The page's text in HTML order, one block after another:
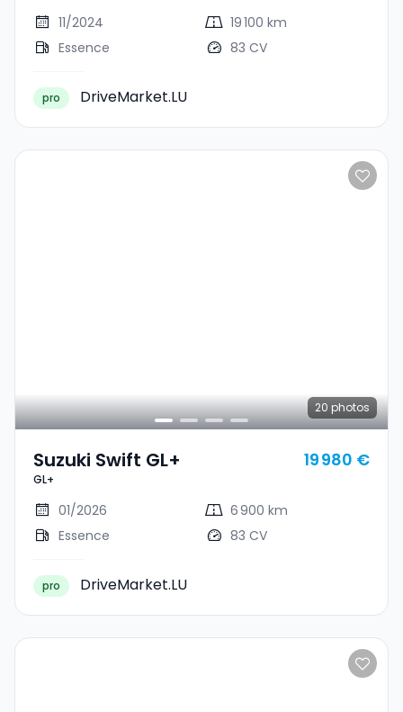
11/2024
19 100 km
Essence
83 CV
pro DriveMarket.LU
20 photos
Suzuki Swift GL+
GL+
19 980 €
01/2026
6 900 km
Essence
83 CV
pro DriveMarket.LU